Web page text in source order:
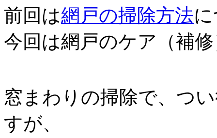
前回は網戸の掃除方法
今回は網戸のケア（補
窓まわりの掃除で、つ
すが、